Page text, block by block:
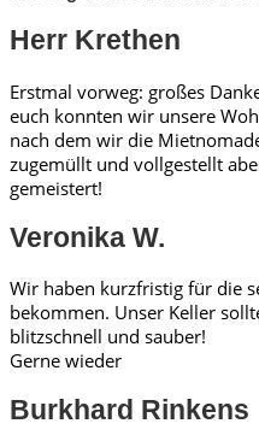
Herr Krethen
Erstmal vorweg: großes
euch konnten wir unsere
nach dem wir die
zugemüllt und vollgestellt
gemeistert!
Veronika W.
Wir haben kurzfristig für die
bekommen. Unser Keller
blitzschnell und sauber!
Gerne wieder
Burkhard Rinkens